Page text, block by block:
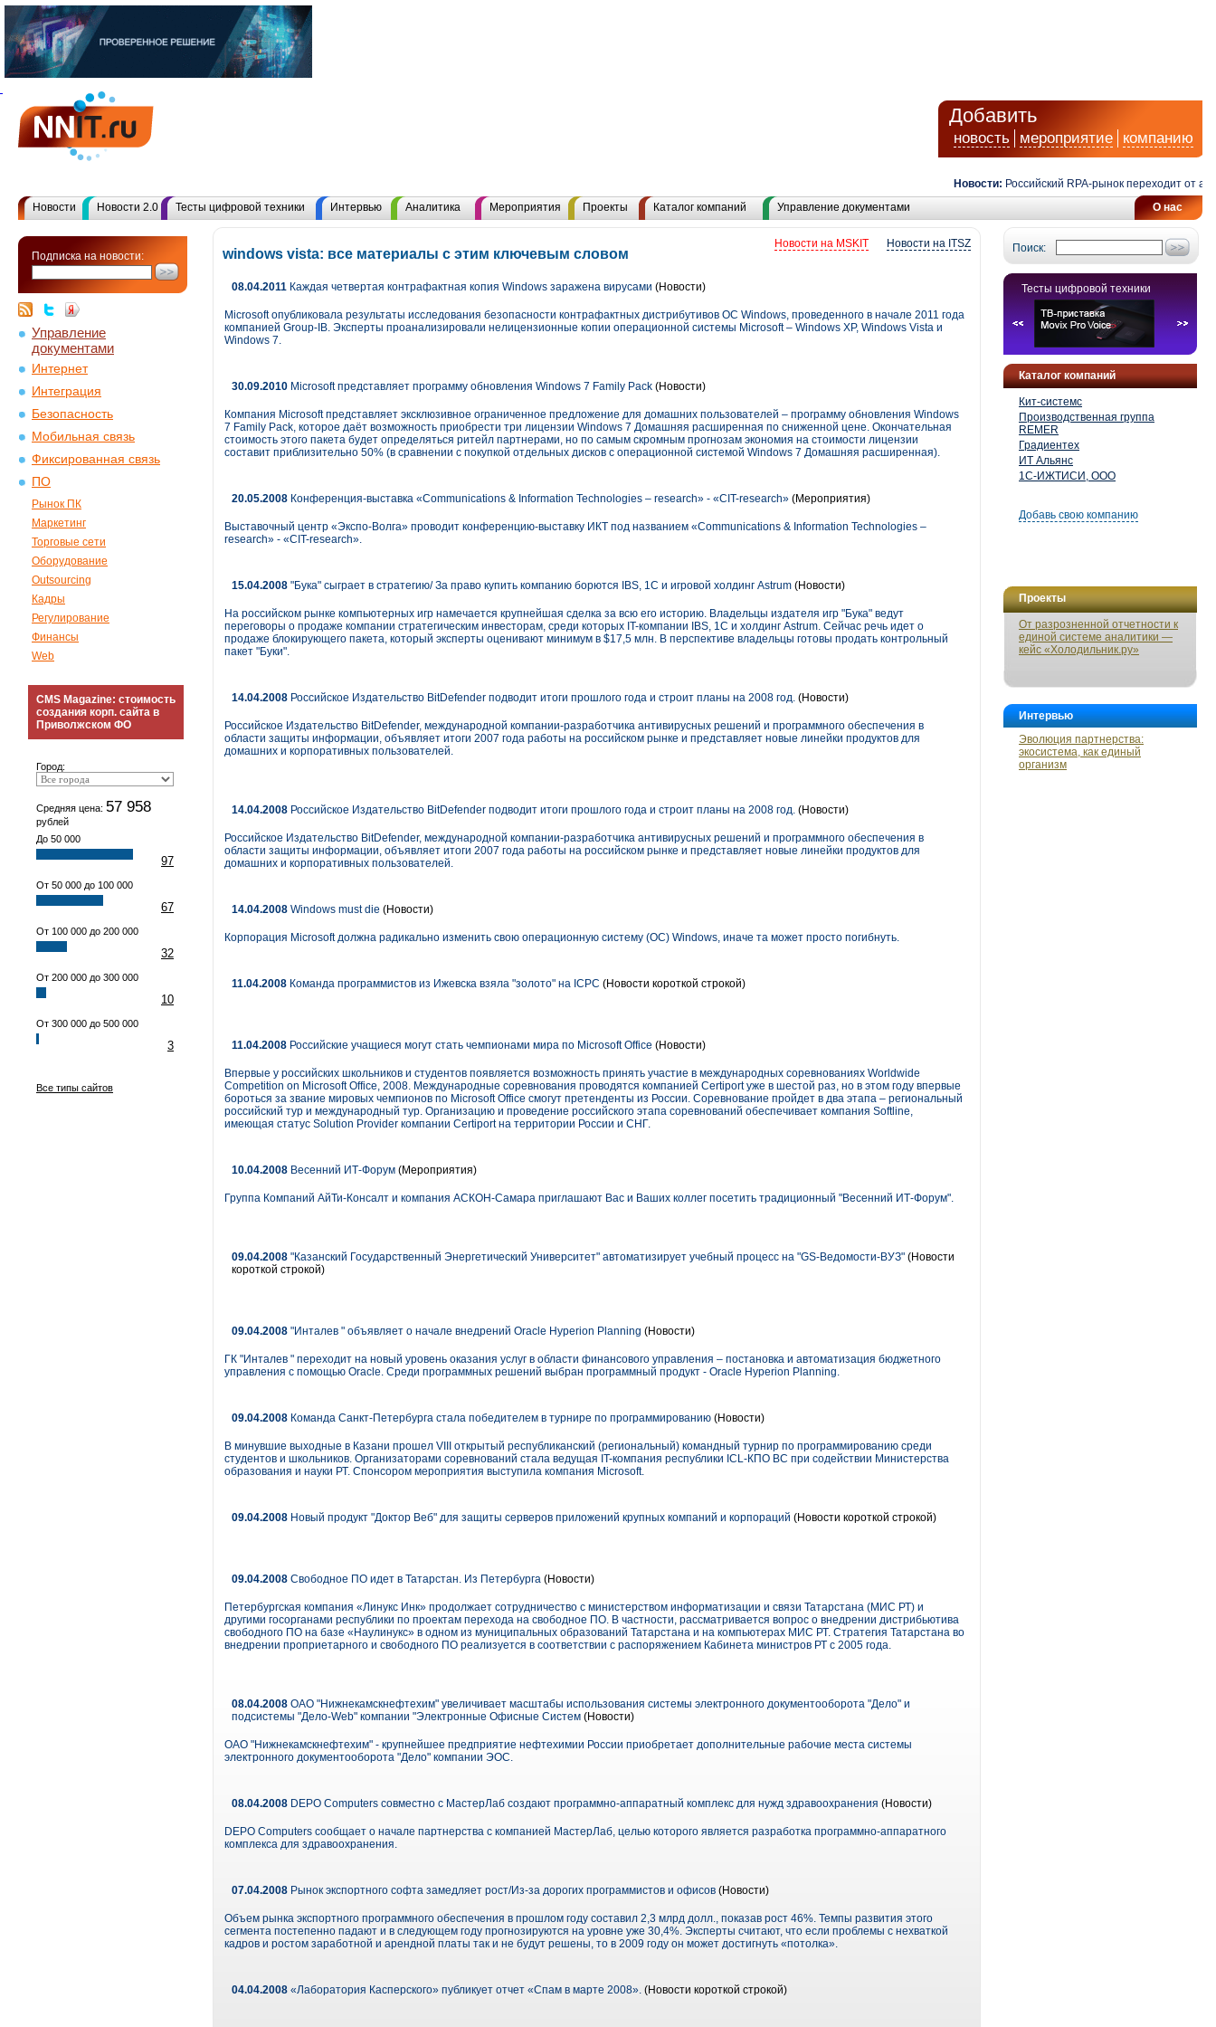
Добавить
новость мероприятие компанию
Новости: Российский RPA-рынок переходит от
О нас
Новости Новости 2.0 Тесты цифровой техники Интервью Аналитика Мероприятия Проекты Каталог компаний Управление документами
Подписка на новости:
Управление
документами
Интернет
Интеграция
Безопасность
Мобильная связь
Фиксированная связь
ПО
Рынок ПК
Маркетинг
Торговые сети
Оборудование
Outsourcing
Кадры
Регулирование
Финансы
Web
CMS Magazine: стоимость
создания корп. сайта в
Приволжском ФО
Город:
Средняя цена: 57 958
рублей
До 50 000
97
От 50 000 до 100 000
67
От 100 000 до 200 000
32
От 200 000 до 300 000
10
От 300 000 до 500 000
3
Все типы сайтов
Поиск:
Тесты цифровой техники
Каталог компаний
Кит-системс
Производственная группа
REMER
Градиентех
ИТ Альянс
1С-ИЖТИСИ, ООО
Добавь свою компанию
Проекты
От разрозненной отчетности к
единой системе аналитики —
кейс «Холодильник.ру»
Интервью
Эволюция партнерства:
экосистема, как единый
организм
Новости на ITSZ
Новости на MSKIT
windows vista: все материалы с этим ключевым словом
08.04.2011 Каждая четвертая контрафактная копия Windows заражена вирусами (Новости)
Microsoft опубликовала результаты исследования безопасности контрафактных дистрибутивов ОС Windows, проведенного в начале 2011 года
компанией Group-IB. Эксперты проанализировали нелицензионные копии операционной системы Microsoft – Windows XP, Windows Vista и
Windows 7.
30.09.2010 Microsoft представляет программу обновления Windows 7 Family Pack (Новости)
Компания Microsoft представляет эксклюзивное ограниченное предложение для домашних пользователей – программу обновления Windows
7 Family Pack, которое даёт возможность приобрести три лицензии Windows 7 Домашняя расширенная по сниженной цене. Окончательная
стоимость этого пакета будет определяться ритейл партнерами, но по самым скромным прогнозам экономия на стоимости лицензии
составит приблизительно 50% (в сравнении с покупкой отдельных дисков с операционной системой Windows 7 Домашняя расширенная).
20.05.2008 Конференция-выставка «Communications & Information Technologies – research» - «СIT-research» (Мероприятия)
Выставочный центр «Экспо-Волга» проводит конференцию-выставку ИКТ под названием «Communications & Information Technologies –
research» - «СIT-research».
15.04.2008 "Бука" сыграет в стратегию/ За право купить компанию борются IBS, 1С и игровой холдинг Astrum (Новости)
На российском рынке компьютерных игр намечается крупнейшая сделка за всю его историю. Владельцы издателя игр "Бука" ведут
переговоры о продаже компании стратегическим инвесторам, среди которых IT-компании IBS, 1С и холдинг Astrum. Сейчас речь идет о
продаже блокирующего пакета, который эксперты оценивают минимум в $17,5 млн. В перспективе владельцы готовы продать контрольный
пакет "Буки".
14.04.2008 Российское Издательство BitDefender подводит итоги прошлого года и строит планы на 2008 год. (Новости)
Российское Издательство BitDefender, международной компании-разработчика антивирусных решений и программного обеспечения в
области защиты информации, объявляет итоги 2007 года работы на российском рынке и представляет новые линейки продуктов для
домашних и корпоративных пользователей.
14.04.2008 Российское Издательство BitDefender подводит итоги прошлого года и строит планы на 2008 год. (Новости)
Российское Издательство BitDefender, международной компании-разработчика антивирусных решений и программного обеспечения в
области защиты информации, объявляет итоги 2007 года работы на российском рынке и представляет новые линейки продуктов для
домашних и корпоративных пользователей.
14.04.2008 Windows must die (Новости)
Корпорация Microsoft должна радикально изменить свою операционную систему (ОС) Windows, иначе та может просто погибнуть.
11.04.2008 Команда программистов из Ижевска взяла "золото" на ICPC (Новости короткой строкой)
11.04.2008 Российские учащиеся могут стать чемпионами мира по Microsoft Office (Новости)
Впервые у российских школьников и студентов появляется возможность принять участие в международных соревнованиях Worldwide
Competition on Microsoft Office, 2008. Международные соревнования проводятся компанией Certiport уже в шестой раз, но в этом году впервые
бороться за звание мировых чемпионов по Microsoft Office смогут претенденты из России. Соревнование пройдет в два этапа – региональный
российский тур и международный тур. Организацию и проведение российского этапа соревнований обеспечивает компания Softline,
имеющая статус Solution Provider компании Certiport на территории России и СНГ.
10.04.2008 Весенний ИТ-Форум (Мероприятия)
Группа Компаний АйТи-Консалт и компания АСКОН-Самара приглашают Вас и Ваших коллег посетить традиционный "Весенний ИТ-Форум".
09.04.2008 "Казанский Государственный Энергетический Университет" автоматизирует учебный процесс на "GS-Ведомости-ВУЗ" (Новости
короткой строкой)
09.04.2008 "Инталев " объявляет о начале внедрений Oracle Hyperion Planning (Новости)
ГК "Инталев " переходит на новый уровень оказания услуг в области финансового управления – постановка и автоматизация бюджетного
управления с помощью Oracle. Среди программных решений выбран программный продукт - Oracle Hyperion Planning.
09.04.2008 Команда Санкт-Петербурга стала победителем в турнире по программированию (Новости)
В минувшие выходные в Казани прошел VIII открытый республиканский (региональный) командный турнир по программированию среди
студентов и школьников. Организаторами соревнований стала ведущая IT-компания республики ICL-КПО ВС при содействии Министерства
образования и науки РТ. Спонсором мероприятия выступила компания Microsoft.
09.04.2008 Новый продукт "Доктор Веб" для защиты серверов приложений крупных компаний и корпораций (Новости короткой строкой)
09.04.2008 Свободное ПО идет в Татарстан. Из Петербурга (Новости)
Петербургская компания «Линукс Инк» продолжает сотрудничество с министерством информатизации и связи Татарстана (МИС РТ) и
другими госорганами республики по проектам перехода на свободное ПО. В частности, рассматривается вопрос о внедрении дистрибьютива
свободного ПО на базе «Наулинукс» в одном из муниципальных образований Татарстана и на компьютерах МИС РТ. Стратегия Татарстана во
внедрении проприетарного и свободного ПО реализуется в соответствии с распоряжением Кабинета министров РТ с 2005 года.
08.04.2008 ОАО "Нижнекамскнефтехим" увеличивает масштабы использования системы электронного документооборота "Дело" и
подсистемы "Дело-Web" компании "Электронные Офисные Систем (Новости)
ОАО "Нижнекамскнефтехим" - крупнейшее предприятие нефтехимии России приобретает дополнительные рабочие места системы
электронного документооборота "Дело" компании ЭОС.
08.04.2008 DEPO Computers совместно с МастерЛаб создают программно-аппаратный комплекс для нужд здравоохранения (Новости)
DEPO Computers сообщает о начале партнерства с компанией МастерЛаб, целью которого является разработка программно-аппаратного
комплекса для здравоохранения.
07.04.2008 Рынок экспортного софта замедляет рост/Из-за дорогих программистов и офисов (Новости)
Объем рынка экспортного программного обеспечения в прошлом году составил 2,3 млрд долл., показав рост 46%. Темпы развития этого
сегмента постепенно падают и в следующем году прогнозируются на уровне уже 30,4%. Эксперты считают, что если проблемы с нехваткой
кадров и ростом заработной и арендной платы так и не будут решены, то в 2009 году он может достигнуть «потолка».
04.04.2008 «Лаборатория Касперского» публикует отчет «Спам в марте 2008». (Новости короткой строкой)